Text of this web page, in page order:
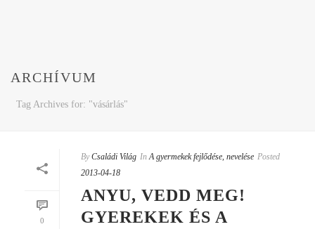
ARCHÍVUM
Tag Archives for: "vásárlás"
0
By Családi Világ In A gyermekek fejlődése, nevelése Posted
2013-04-18
ANYU, VEDD MEG!
GYEREKEK ÉS A